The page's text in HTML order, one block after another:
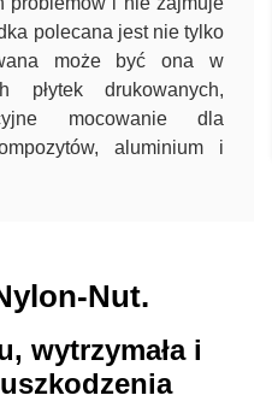
polecana jest nie tylko
może być ona w
płytek drukowanych,
mocowanie dla
aluminium i
Nut.
wytrzymała i